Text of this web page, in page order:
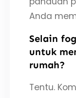
Anda
Selain
untuk
rumah?
Tentu.